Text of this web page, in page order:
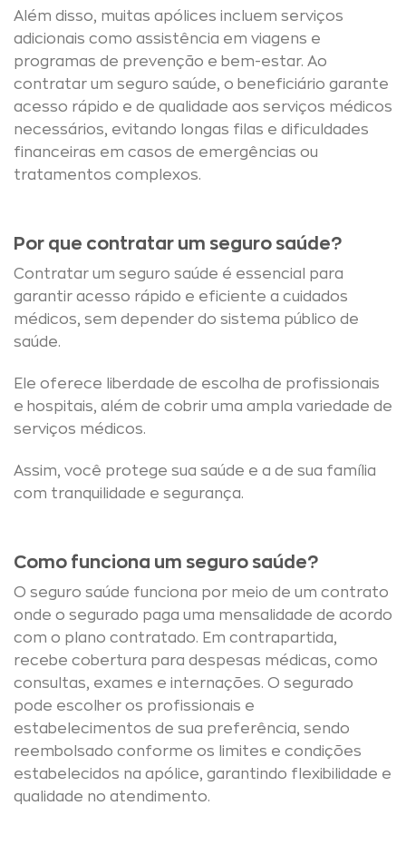
Além disso, muitas apólices incluem serviços
adicionais como assistência em viagens e
programas de prevenção e bem-estar. Ao
contratar um seguro saúde, o beneficiário garante
acesso rápido e de qualidade aos serviços médicos
necessários, evitando longas filas e dificuldades
financeiras em casos de emergências ou
tratamentos complexos.
Por que contratar um seguro saúde?
Contratar um seguro saúde é essencial para
garantir acesso rápido e eficiente a cuidados
médicos, sem depender do sistema público de
saúde.
Ele oferece liberdade de escolha de profissionais
e hospitais, além de cobrir uma ampla variedade de
serviços médicos.
Assim, você protege sua saúde e a de sua família
com tranquilidade e segurança.
Como funciona um seguro saúde?
O seguro saúde funciona por meio de um contrato
onde o segurado paga uma mensalidade de acordo
com o plano contratado. Em contrapartida,
recebe cobertura para despesas médicas, como
consultas, exames e internações. O segurado
pode escolher os profissionais e
estabelecimentos de sua preferência, sendo
reembolsado conforme os limites e condições
estabelecidos na apólice, garantindo flexibilidade e
qualidade no atendimento.